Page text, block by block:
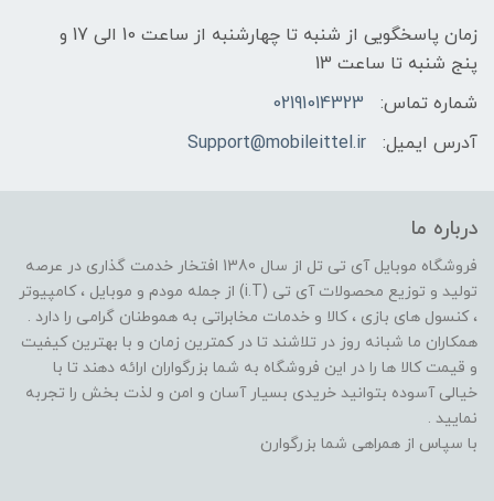
زمان پاسخگویی از شنبه تا چهارشنبه از ساعت 10 الی 17 و
پنج شنبه تا ساعت 13
شماره تماس:
02191014323
آدرس ایمیل:
Support@mobileittel.ir
درباره ما
فروشگاه موبایل آی تی تل از سال 1380 افتخار خدمت گذاری در عرصه
تولید و توزیع محصولات آی تی (i.T) از جمله مودم و موبایل ، کامپیوتر
، کنسول های بازی ، کالا و خدمات مخابراتی به هموطنان گرامی را دارد .
همکاران ما شبانه روز در تلاشند تا در کمترین زمان و با بهترین کیفیت
و قیمت کالا ها را در این فروشگاه به شما بزرگواران ارائه دهند تا با
خیالی آسوده بتوانید خریدی بسیار آسان و امن و لذت بخش را تجربه
نمایید .
با سپاس از همراهی شما بزرگوارن